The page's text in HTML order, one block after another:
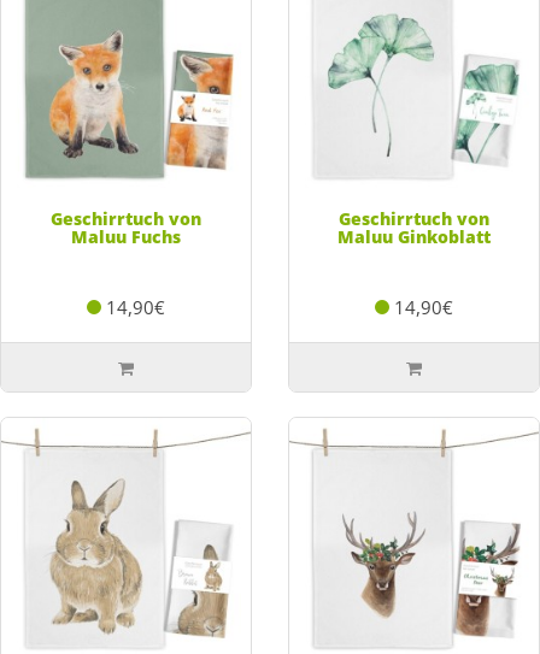
Geschirrtuch von
Maluu Fuchs
14,90€
Geschirrtuch von
Maluu Ginkoblatt
14,90€